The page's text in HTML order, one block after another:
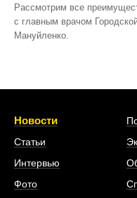
Рассмотрим все
с главным врачом
Мануйленко.
Новости
Статьи
Интервью
Фото